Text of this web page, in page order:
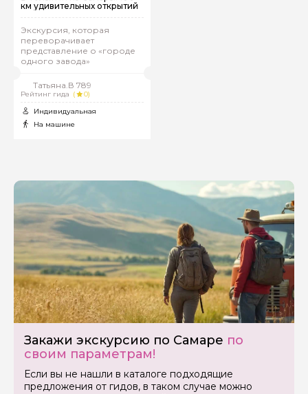
км удивительных открытий
Экскурсия, которая
переворачивает
представление о «городе
одного завода»
Татьяна.В 789
Рейтинг гида (
0)
Индивидуальная
На машине
Закажи экскурсию по Самаре по
своим параметрам!
Если вы не нашли в каталоге подходящие
предложения от гидов, в таком случае можно